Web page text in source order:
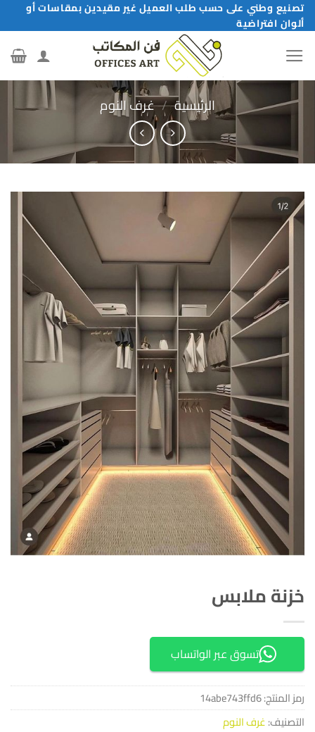
تخطي
للمحتوى
تصنيع وطني على حسب طلب العميل غير مقيدين بمقاسات أو
ألوان افتراضية
الرئيسية / غرف النوم
خزنة ملابس
تسوق عبر الواتساب
رمز المنتج:14abe743ffd6
التصنيف:غرف النوم